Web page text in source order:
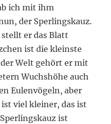
ich mit ihm
der Sperlingskauz.
er das Blatt
ist die kleinste
Welt gehört er mit
Wuchshöhe auch
Eulenvögeln, aber
viel kleiner, das ist
ist